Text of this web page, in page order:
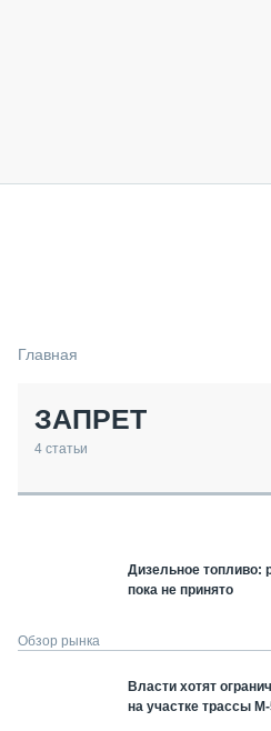
ТЕХНИКА КРУПНЫМ
МЕРОПРИЯТИЯ
О ПРОЕКТЕ
Главная
ЗАПРЕТ
4 статьи
Дизельное топливо:
пока не принято
Обзор рынка
Власти хотят
на участке трассы